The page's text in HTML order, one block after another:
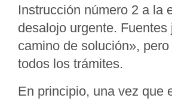
Instrucción número 2 a la
desalojo urgente.
camino de solución»,
todos los trámites.
En principio, una vez que